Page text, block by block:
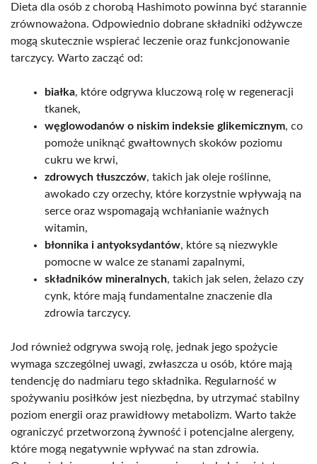
Dieta dla osób z chorobą Hashimoto powinna być starannie
zrównoważona. Odpowiednio dobrane składniki odżywcze
mogą skutecznie wspierać leczenie oraz funkcjonowanie
tarczycy. Warto zacząć od:
białka, które odgrywa kluczową rolę w regeneracji
tkanek,
węglowodanów o niskim indeksie glikemicznym, co
pomoże uniknąć gwałtownych skoków poziomu
cukru we krwi,
zdrowych tłuszczów, takich jak oleje roślinne,
awokado czy orzechy, które korzystnie wpływają na
serce oraz wspomagają wchłanianie ważnych
witamin,
błonnika i antyoksydantów, które są niezwykle
pomocne w walce ze stanami zapalnymi,
składników mineralnych, takich jak selen, żelazo czy
cynk, które mają fundamentalne znaczenie dla
zdrowia tarczycy.
Jod również odgrywa swoją rolę, jednak jego spożycie
wymaga szczególnej uwagi, zwłaszcza u osób, które mają
tendencję do nadmiaru tego składnika. Regularność w
spożywaniu posiłków jest niezbędna, by utrzymać stabilny
poziom energii oraz prawidłowy metabolizm. Warto także
ograniczyć przetworzoną żywność i potencjalne alergeny,
które mogą negatywnie wpływać na stan zdrowia.